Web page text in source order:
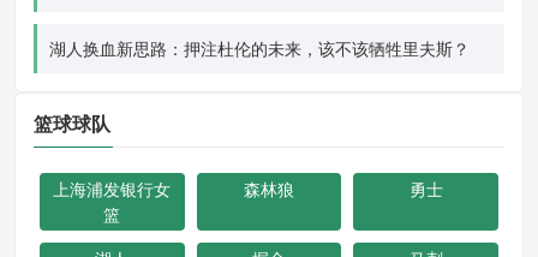
湖人换血新思路：押注杜伦的未来，该不该牺牲里夫斯？
篮球球队
上海浦发银行女
篮
森林狼 勇士